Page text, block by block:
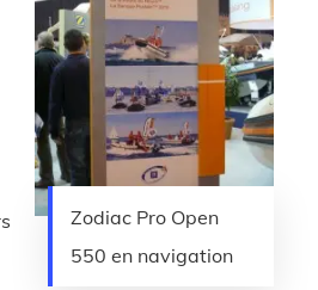
Zodiac Pro Open
550 en navigation